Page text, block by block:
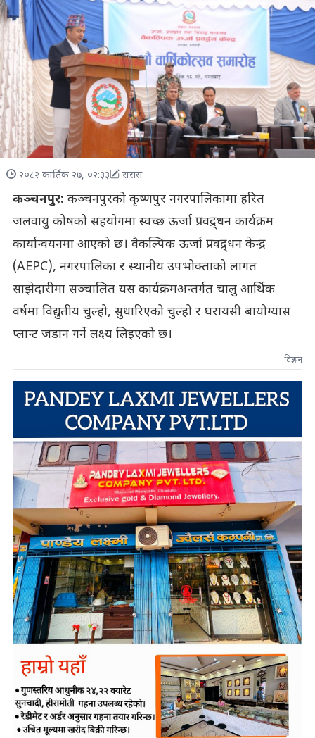
२०८२ कार्तिक २७, ०२:३३ रासस
कञ्चनपुर: कञ्चनपुरको कृष्णपुर नगरपालिकामा हरित
जलवायु कोषको सहयोगमा स्वच्छ ऊर्जा प्रवद्र्धन कार्यक्रम
कार्यान्वयनमा आएको छ। वैकल्पिक ऊर्जा प्रवद्र्धन केन्द्र
(AEPC), नगरपालिका र स्थानीय उपभोक्ताको लागत
साझेदारीमा सञ्चालित यस कार्यक्रमअन्तर्गत चालु आर्थिक
वर्षमा विद्युतीय चुल्हो, सुधारिएको चुल्हो र घरायसी बायोग्यास
प्लान्ट जडान गर्ने लक्ष्य लिइएको छ।
विज्ञापन